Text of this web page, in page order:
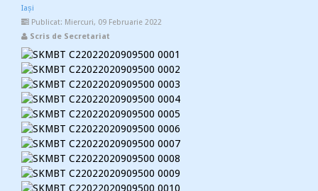
Iași
Publicat: Miercuri, 09 Februarie 2022
Scris de Secretariat